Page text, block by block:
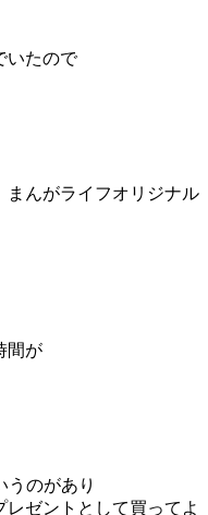
いたので
まんがライフオリジナル
間が
うのがあり
ゼントとして買ってよ